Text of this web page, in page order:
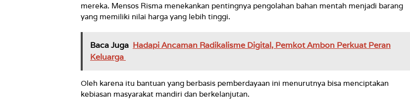
mereka. Mensos Risma menekankan pentingnya pengolahan bahan mentah menjadi barang
yang memiliki nilai harga yang lebih tinggi.
Baca Juga Hadapi Ancaman Radikalisme Digital, Pemkot Ambon Perkuat Peran
Keluarga
Oleh karena itu bantuan yang berbasis pemberdayaan ini menurutnya bisa menciptakan
kebiasan masyarakat mandiri dan berkelanjutan.